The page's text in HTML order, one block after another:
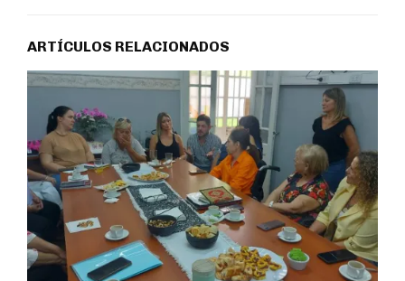
ARTÍCULOS RELACIONADOS